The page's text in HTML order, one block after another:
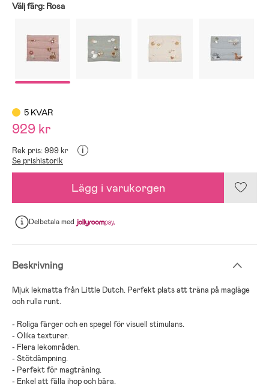
Välj färg: Rosa
5 KVAR
929 kr
Rek pris: 999 kr i
Se prishistorik
Lägg i varukorgen
Delbetalamed
Beskrivning
Mjuk lekmatta från Little Dutch. Perfekt plats att träna på magläge
och rulla runt.
- Roliga färger och en spegel för visuell stimulans.
- Olika texturer.
- Flera lekområden.
- Stötdämpning.
- Perfekt för magträning.
- Enkel att fälla ihop och bära.